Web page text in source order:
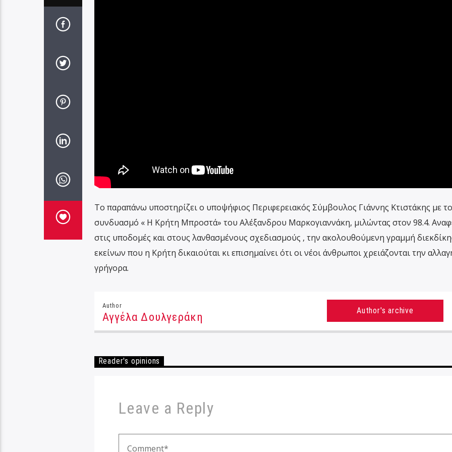
Το παραπάνω υποστηρίζει ο υποψήφιος Περιφερειακός Σύμβουλος Γιάννης Κτιστάκης με το
συνδυασμό « Η Κρήτη Μπροστά» του Αλέξανδρου Μαρκογιαννάκη, μιλώντας στον 98.4.
στις υποδομές και στους λανθασμένους σχεδιασμούς , την ακολουθούμενη γραμμή
εκείνων που η Κρήτη δικαιούται κι επισημαίνει ότι οι νέοι άνθρωποι χρειάζονται την
γρήγορα.
Author
Αγγέλα Δουλγεράκη Author's archive
Reader's opinions
Leave a Reply